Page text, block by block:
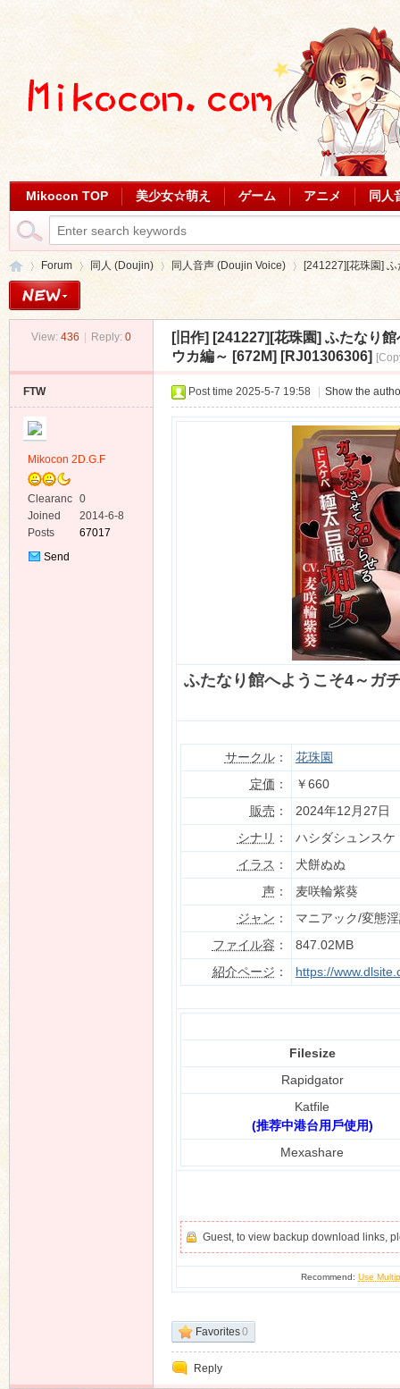
Mikocon TOP 美少女☆萌え ゲーム アニメ 同人
Forum
›
同人 (Doujin) 同人音声 (Doujin Voice)
›
[241227][花珠園]
View: 436 Reply: 0 [旧作] [241227][花珠園] ふたなり
ウカ編～ [672M] [RJ01306306]
FTW
Mikocon 2D.G.F
Clearanc
e
0
Joined
2014-6-8
Posts
67017
Send
Post time 2025-5-7 19:58 Show the
ふたなり館へようこそ4～ガ
サークル：
花珠園
定価 ：
￥660
販売 ：
2024年12月27日
シナリ ：
ハシダシュンスケ
イラス ：
犬餅ぬぬ
声：
麦咲輪紫葵
ジャン ：
マニアック/変態
ファイル容 ：
847.02MB
紹介ページ ： https://
Filesize
Rapidgator
Katfile
(推荐中港台用戶使用)
Mexashare
Guest, to view backup download links,
Recommend:Use
Favorites0
Reply